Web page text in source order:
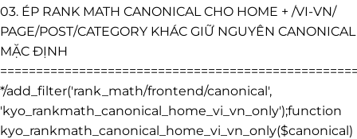
03. ÉP RANK MATH CANONICAL CHO HOME + /VI-VN/
PAGE/POST/CATEGORY KHÁC GIỮ NGUYÊN CANONICAL
MẶC ĐỊNH
*/add_filter('rank_math/frontend/canonical',
'kyo_rankmath_canonical_home_vi_vn_only');function
kyo_rankmath_canonical_home_vi_vn_only($canonical)